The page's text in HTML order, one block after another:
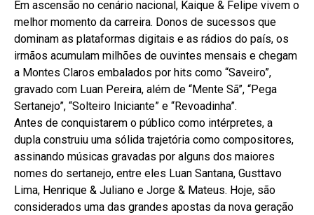
Em ascensão no cenário nacional, Kaique & Felipe vivem o
melhor momento da carreira. Donos de sucessos que
dominam as plataformas digitais e as rádios do país, os
irmãos acumulam milhões de ouvintes mensais e chegam
a Montes Claros embalados por hits como “Saveiro”,
gravado com Luan Pereira, além de “Mente Sã”, “Pega
Sertanejo”, “Solteiro Iniciante” e “Revoadinha”.
Antes de conquistarem o público como intérpretes, a
dupla construiu uma sólida trajetória como compositores,
assinando músicas gravadas por alguns dos maiores
nomes do sertanejo, entre eles Luan Santana, Gusttavo
Lima, Henrique & Juliano e Jorge & Mateus. Hoje, são
considerados uma das grandes apostas da nova geração